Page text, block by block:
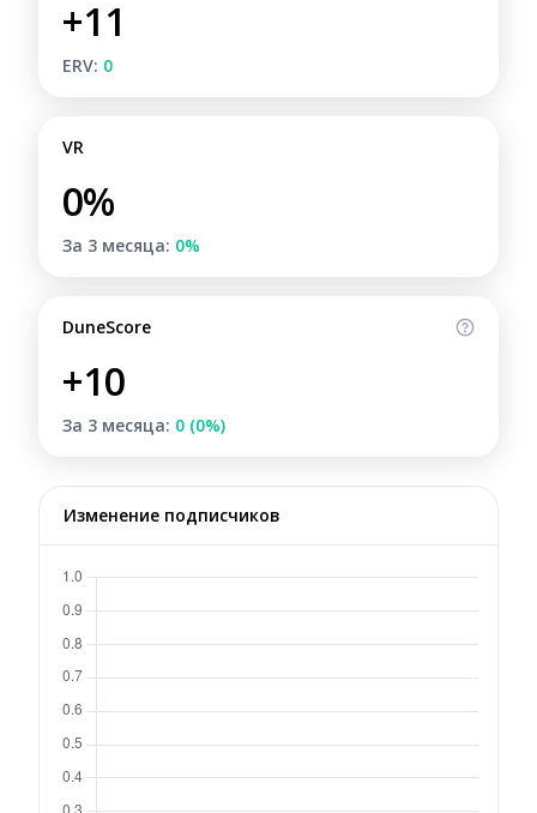
+11
ERV: 0
VR
0%
За 3 месяца: 0%
DuneScore
+10
За 3 месяца: 0 (0%)
Изменение подписчиков